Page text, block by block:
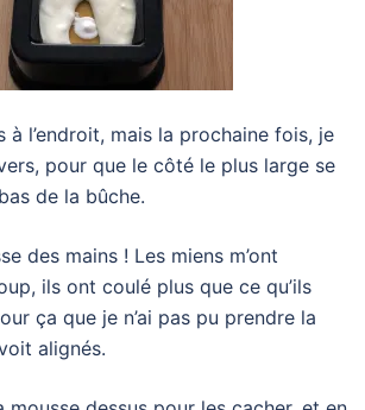
à l’endroit, mais la prochaine fois, je
pour que le côté le plus large se
de la bûche.
des mains ! Les miens m’ont
ils ont coulé plus que ce qu’ils
ça que je n’ai pas pu prendre la
alignés.